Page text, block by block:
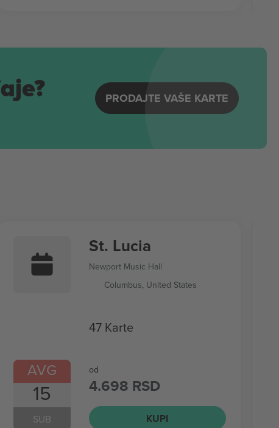
PRODAJTE VAŠE KARTE
AVG
15
SUB
St. Lucia
Newport Music Hall
Columbus, United States
47 Karte
od
4.698 RSD
KUPI